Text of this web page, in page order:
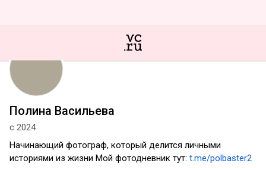
Полина Васильева
с 2024
Начинающий фотограф, который делится личными
историями из жизни Мой фотодневник тут: t.me/polbaster2